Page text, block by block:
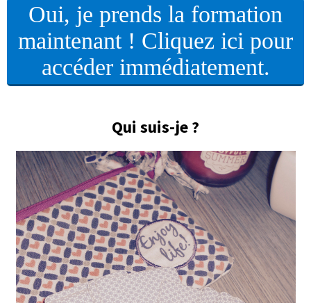
Oui, je prends la formation
maintenant ! Cliquez ici pour
accéder immédiatement.
Qui suis-je ?